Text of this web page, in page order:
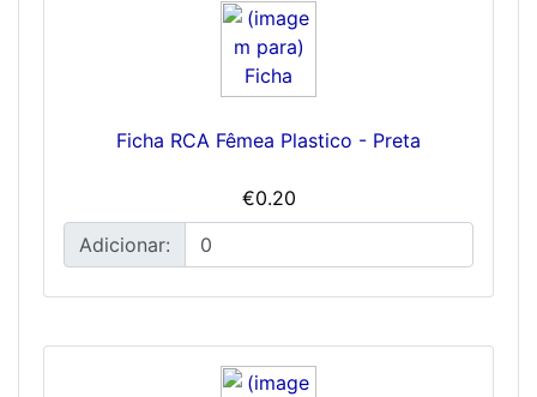
Ficha RCA Fêmea Plastico - Preta
€0.20
Adicionar: